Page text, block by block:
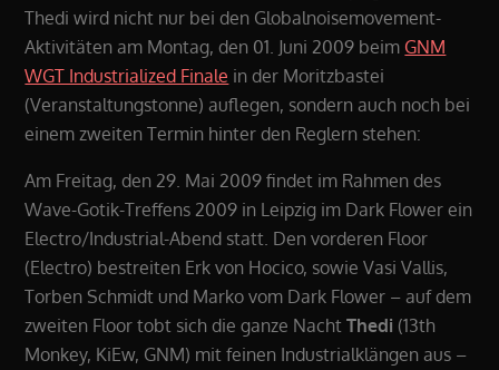
Thedi wird nicht nur bei den Globalnoisemovement-
Aktivitäten am Montag, den 01. Juni 2009 beim GNM
WGT Industrialized Finale in der Moritzbastei
(Veranstaltungstonne) auflegen, sondern auch noch bei
einem zweiten Termin hinter den Reglern stehen:
Am Freitag, den 29. Mai 2009 findet im Rahmen des
Wave-Gotik-Treffens 2009 in Leipzig im Dark Flower ein
Electro/Industrial-Abend statt. Den vorderen Floor
(Electro) bestreiten Erk von Hocico, sowie Vasi Vallis,
Torben Schmidt und Marko vom Dark Flower – auf dem
zweiten Floor tobt sich die ganze NachtThedi (13th
Monkey, KiEw, GNM) mit feinen Industrialklängen aus –